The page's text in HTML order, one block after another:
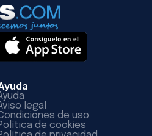
legal
de uso
de cookies